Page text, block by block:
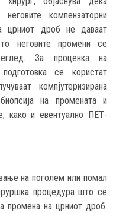
компензаторни
црниот дроб не даваат
неговите промени се
За проценка на
се користат
компјутеризирана
на промената и
како и евентуално ПЕТ-
на поголем или помал
процедура што се
промена на црниот дроб.